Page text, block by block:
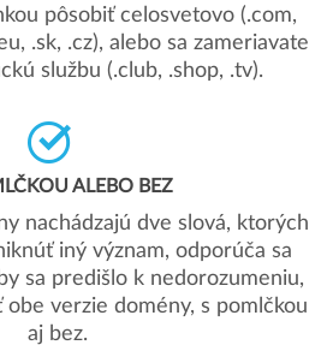
pôsobiť celosvetovo (.com,
.sk, .cz), alebo sa zameriavate
službu (.club, .shop, .tv).
ALEBO BEZ
nachádzajú dve slová, ktorých
iný význam, odporúča sa
sa predišlo k nedorozumeniu,
verzie domény, s pomlčkou
aj bez.